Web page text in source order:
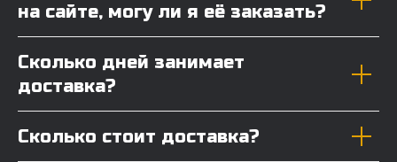
на сайте, могу ли я её заказать?
Сколько дней занимает
доставка?
Сколько стоит доставка?